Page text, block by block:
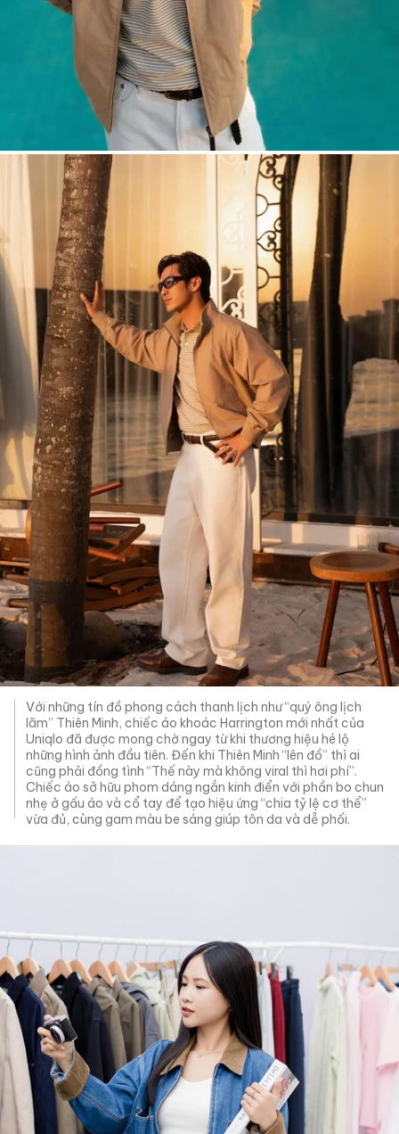
Với những tín đồ phong cách thanh lịch như “quý ông lịch
lãm” Thiên Minh, chiếc áo khoác Harrington mới nhất của
Uniqlo đã được mong chờ ngay từ khi thương hiệu hé lộ
những hình ảnh đầu tiên. Đến khi Thiên Minh “lên đồ” thì ai
cũng phải đồng tình “Thế này mà không viral thì hơi phí”.
Chiếc áo sở hữu phom dáng ngắn kinh điển với phần bo chun
nhẹ ở gấu áo và cổ tay để tạo hiệu ứng “chia tỷ lệ cơ thể”
vừa đủ, cùng gam màu be sáng giúp tôn da và dễ phối.